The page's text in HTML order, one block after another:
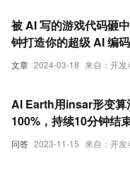
文章 2024-03-18 来自：开发
被 AI 写的游戏代码砸
钟打造你的超级 AI 编
问答 2023-11-15 来自：开发
AI Earth用insar形变
100%，持续10分钟结